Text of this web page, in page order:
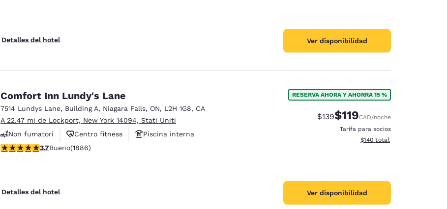
Detalles del hotel Ver disponibilidad
Comfort Inn Lundy's Lane
7514 Lundys Lane, Building A, Niagara Falls, ON, L2H 1G8, CA
A 22.47 mi de Lockport, New York 14094, Stati Uniti
Non fumatori
Centro fitness
Piscina interna
calificación de 3.66 estrellas. Bueno. 1886 reseñas
3.7Bueno(1886)
Detalles del hotel
RESERVA AHORA Y AHORRA 15 %
Precio tachado:
$139Precio con descuento:
$119CAD/noche
Tarifa para socios
Ver detalles del total
$140 total
Ver disponibilidad